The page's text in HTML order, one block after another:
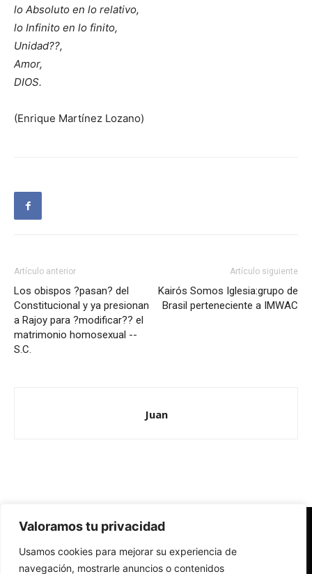
Valoramos tu privacidad
Usamos cookies para mejorar su experiencia de
navegación, mostrarle anuncios o contenidos
lo Absoluto en lo relativo,
lo Infinito en lo finito,
Unidad??,
Amor,
DIOS.
(Enrique Martínez Lozano)
Artículo anterior
Los obispos ?pasan? del
Constitucional y ya presionan
a Rajoy para ?modificar?? el
matrimonio homosexual --
S.C.
Artículo siguiente
Kairós Somos Iglesia:grupo de
Brasil perteneciente a IMWAC
Juan
Redes Cristianas
Una mirada alternativa sobre la Iglesia católica y la sociedad
- Colectivos de Redes Cristianas